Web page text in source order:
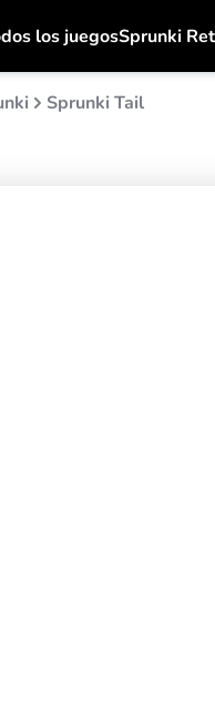
los juegosSprunki
Sprunki Tail